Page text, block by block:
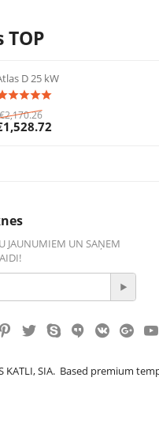
TOP
D 25 kW
€2,170.26
1,528.72
JAUNUMIEM UN SAŅEM
KATLI, SIA. Based premium